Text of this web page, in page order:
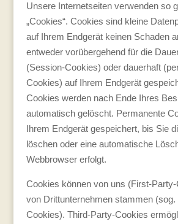
Unsere Internetseiten verwenden so
„Cookies“. Cookies sind kleine
auf Ihrem Endgerät keinen Schaden
entweder vorübergehend für die
(Session-Cookies) oder dauerhaft
Cookies) auf Ihrem Endgerät
Cookies werden nach Ende Ihres
automatisch gelöscht. Permanente
Ihrem Endgerät gespeichert, bis Sie
löschen oder eine automatische
Webbrowser erfolgt.
Cookies können von uns (First-
von Drittunternehmen stammen
Cookies). Third-Party-Cookies